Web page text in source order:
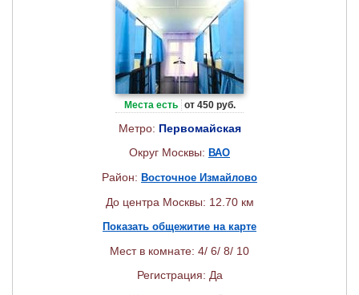
Места есть от 450 руб.
Метро: Первомайская
Округ Москвы: ВАО
Район: Восточное Измайлово
До центра Москвы: 12.70 км
Показать общежитие на карте
Мест в комнате: 4/ 6/ 8/ 10
Регистрация: Да